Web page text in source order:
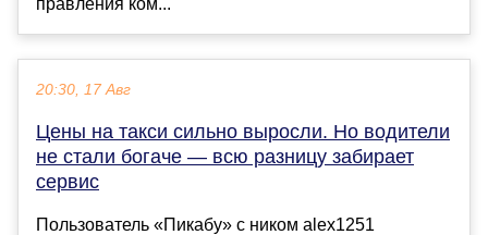
правления ком...
20:30, 17 Авг
Цены на такси сильно выросли. Но водители
не стали богаче — всю разницу забирает
сервис
Пользователь «Пикабу» с ником alex1251